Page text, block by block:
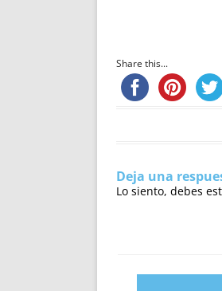
Share this...
Deja una
Lo siento, debes